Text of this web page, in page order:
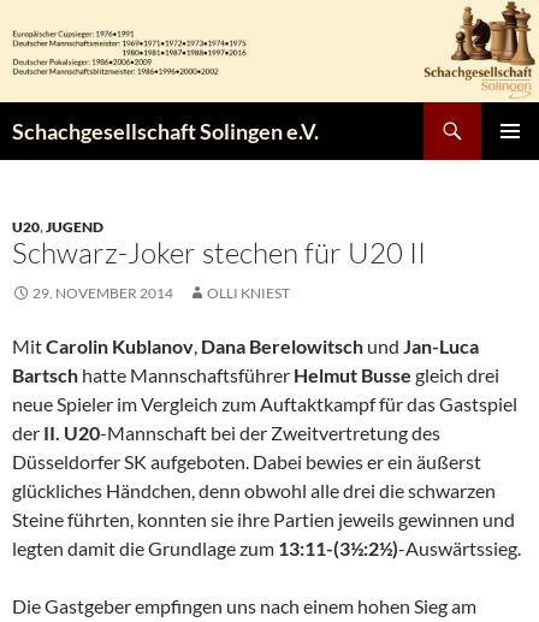
Inhalt
springen
Schachgesellschaft Solingen e.V.
U20,JUGEND
Schwarz-Joker stechen für U20 II
29. NOVEMBER 2014 OLLI KNIEST
MitCarolin Kublanov, Dana Berelowitsch und Jan-Luca
Bartsch hatte Mannschaftsführer Helmut Busse gleich drei
neue Spieler im Vergleich zum Auftaktkampf für das Gastspiel
der II. U20-Mannschaft bei der Zweitvertretung des
Düsseldorfer SK aufgeboten. Dabei bewies er ein äußerst
glückliches Händchen, denn obwohl alle drei die schwarzen
Steine führten, konnten sie ihre Partien jeweils gewinnen und
legten damit die Grundlage zum 13:11-(3½:2½)-Auswärtssieg.
Die Gastgeber empfingen uns nach einem hohen Sieg am